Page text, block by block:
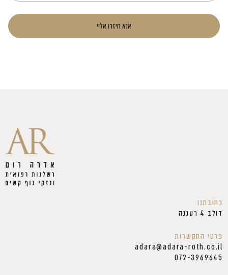
אנא חיזרו אליי
כתובתנו
דולב 4 רעננה
פרטי התקשרות
adara@adara-roth.co.il
072-3969645